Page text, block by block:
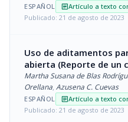
ESPAÑOL articleArtículo a texto
Publicado: 21 de agosto de 2023
Uso de aditamentos
abierta (Reporte de un
Martha Susana de Blas
Orellana, Azusena C. Cuevas
ESPAÑOL articleArtículo a texto
Publicado: 21 de agosto de 2023